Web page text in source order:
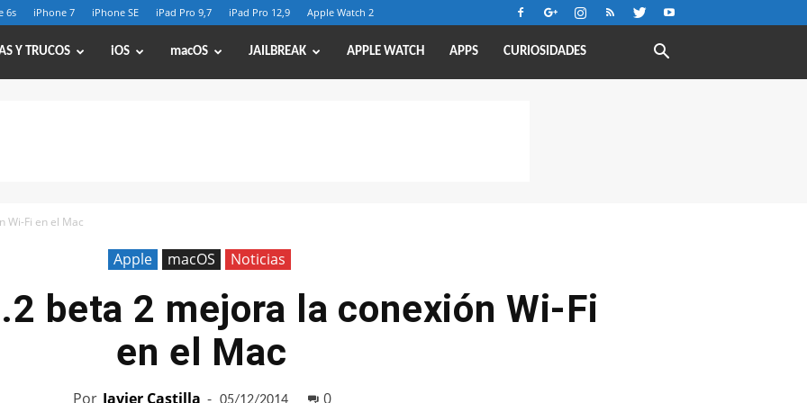
6s iPhone 7 iPhone SE iPad Pro 9,7 iPad Pro 12,9 Apple Watch 2
Y TRUCOS iOS macOS JAILBREAK APPLE WATCH APPS CURIOSIDADES
Wi-Fi en el Mac
Apple macOS Noticias
beta 2 mejora la conexión Wi-Fi
en el Mac
Por Javier Castilla - 0